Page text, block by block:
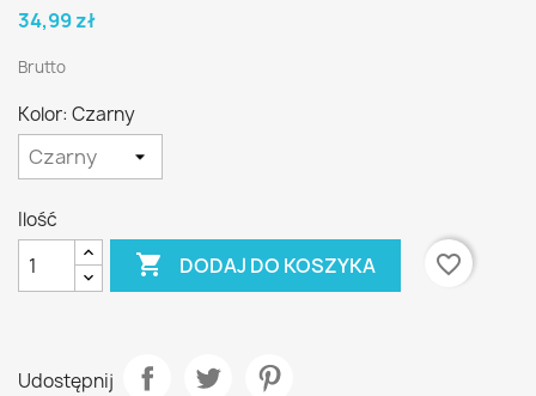
34,99 zł
Brutto
Kolor: Czarny
Ilość
 DODAJ DO KOSZYKA favorite_border
Udostępnij